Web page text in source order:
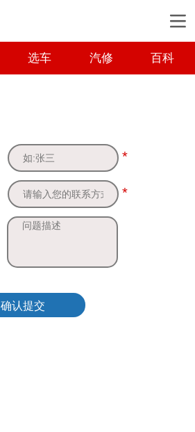
选车 汽修 百科
*
*
确认提交